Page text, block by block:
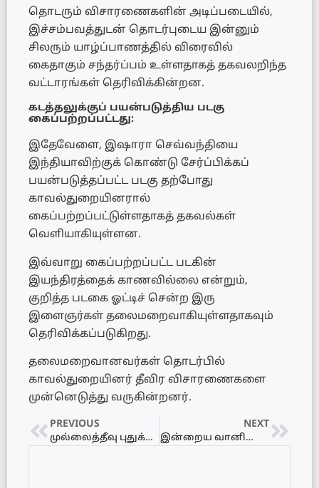
தொடரும் விசாரணைகளின் அடிப்படையில்,
இச்சம்பவத்துடன் தொடர்புடைய இன்னும்
சிலரும் யாழ்ப்பாணத்தில் விரைவில்
கைதாகும் சந்தர்ப்பம் உள்ளதாகத் தகவலறிந்த
வட்டாரங்கள் தெரிவிக்கின்றன.
கடத்தலுக்குப் பயன்படுத்திய படகு
கைப்பற்றப்பட்டது:
இதேவேளை, இஷாரா செவ்வந்தியை
இந்தியாவிற்குக் கொண்டு சேர்ப்பிக்கப்
பயன்படுத்தப்பட்ட படகு தற்போது
காவல்துறையினரால்
கைப்பற்றப்பட்டுள்ளதாகத் தகவல்கள்
வெளியாகியுள்ளன.
இவ்வாறு கைப்பற்றப்பட்ட படகின்
இயந்திரத்தைக் காணவில்லை என்றும்,
குறித்த படகை ஓட்டிச் சென்ற இரு
இளைஞர்கள் தலைமறைவாகியுள்ளதாகவும்
தெரிவிக்கப்படுகிறது.
தலைமறைவானவர்கள் தொடர்பில்
காவல்துறையினர் தீவிர விசாரணைகளை
முன்னெடுத்து வருகின்றனர்.
PREVIOUS
முல்லைத்தீவு புதுக்குடியிருப்பில் சிக்கிய வெங்கணாந்திப் பாம்பு!
NEXT
இன்றைய வானிலை அறிக்கை – Today’s weather report